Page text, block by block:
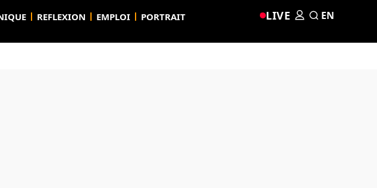
REFLEXION EMPLOI PORTRAIT LIVE EN